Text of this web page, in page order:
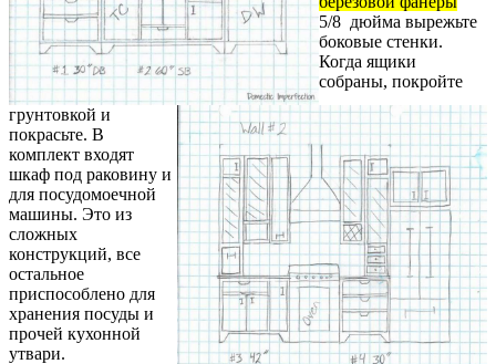
5/8 дюйма вырежьте
боковые стенки.
Когда ящики
собраны, покройте
грунтовкой и
покрасьте. В
комплект входят
шкаф под раковину и
для посудомоечной
машины. Это из
сложных
конструкций, все
остальное
приспособлено для
хранения посуды и
прочей кухонной
утвари.